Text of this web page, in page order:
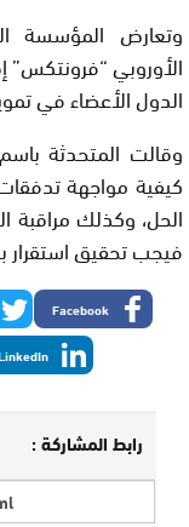
وتعارض المؤسسة
الأوروبي “فرونتكس”
الدول الأعضاء في
وقالت المتحدثة
كيفية مواجهة
الحل، وكذلك مراقبة
فيجب تحقيق استقرار
Facebook
رابط المشاركة :